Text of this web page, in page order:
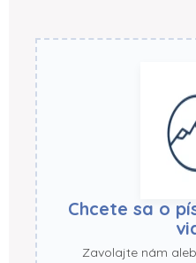
Chcete sa o
Zavolajte nám